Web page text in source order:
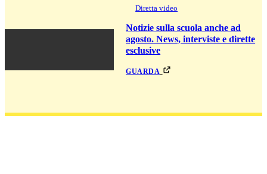
Diretta video
Notizie sulla scuola anche ad
agosto. News, interviste e dirette
esclusive
guarda